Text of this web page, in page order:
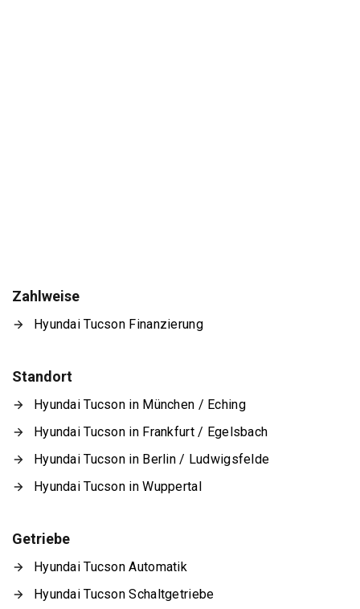
Zahlweise
Hyundai Tucson Finanzierung
Standort
Hyundai Tucson in München / Eching
Hyundai Tucson in Frankfurt / Egelsbach
Hyundai Tucson in Berlin / Ludwigsfelde
Hyundai Tucson in Wuppertal
Getriebe
Hyundai Tucson Automatik
Hyundai Tucson Schaltgetriebe